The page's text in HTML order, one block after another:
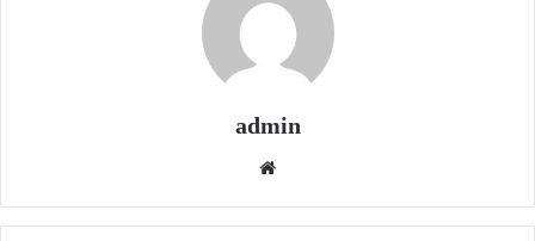
admin